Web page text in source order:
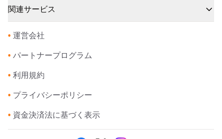
関連サービス
• 運営会社
• パートナープログラム
• 利用規約
• プライバシーポリシー
• 資金決済法に基づく表示